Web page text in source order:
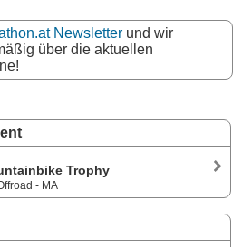
Trophy
- MA
Newsletter und wir
über die aktuellen